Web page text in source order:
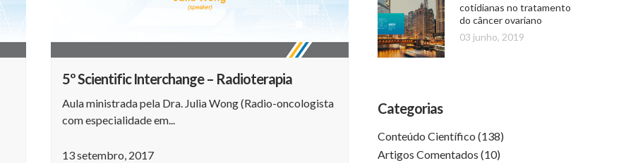
5º Scientific Interchange – Radioterapia
Aula ministrada pela Dra. Julia Wong (Radio-oncologista
com especialidade em...
13 setembro, 2017
cotidianas no tratamento
do câncer ovariano
03 junho, 2019
Categorias
Conteúdo Científico (138)
Artigos Comentados (10)